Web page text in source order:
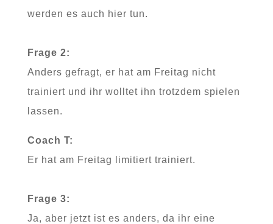
werden es auch hier tun.
Frage 2:
Anders gefragt, er hat am Freitag nicht
trainiert und ihr wolltet ihn trotzdem spielen
lassen.
Coach T:
Er hat am Freitag limitiert trainiert.
Frage 3:
Ja, aber jetzt ist es anders, da ihr eine